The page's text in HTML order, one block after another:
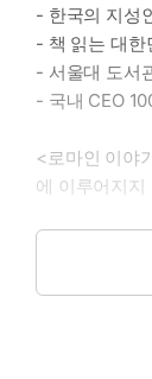
- 한국의 지성
- 책 읽는 대
- 서울대 도서
- 국내 CEO
<로마인 이야
에 이루어지
로마와 르네